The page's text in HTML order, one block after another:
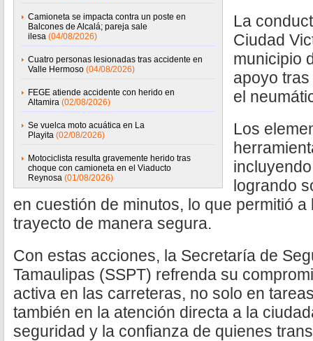
Camioneta se impacta contra un poste en
Balcones de Alcalá; pareja sale
ilesa (04/08/2026)
Cuatro personas lesionadas tras accidente en
Valle Hermoso (04/08/2026)
FEGE atiende accidente con herido en
Altamira (02/08/2026)
Se vuelca moto acuática en La
Playita (02/08/2026)
Motociclista resulta gravemente herido tras
choque con camioneta en el Viaducto
Reynosa (01/08/2026)
La
Ciudad
municipio
apoyo
el
Los
logrando
en cuestión de minutos, lo que permitió
trayecto de manera segura.
Con estas acciones, la Secretaría de
Tamaulipas (SSPT) refrenda su
activa en las carreteras, no solo en
también en la atención directa a la
seguridad y la confianza de quienes